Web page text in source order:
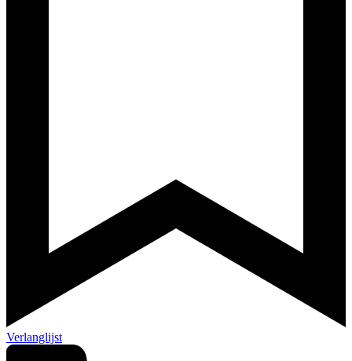
Verlanglijst